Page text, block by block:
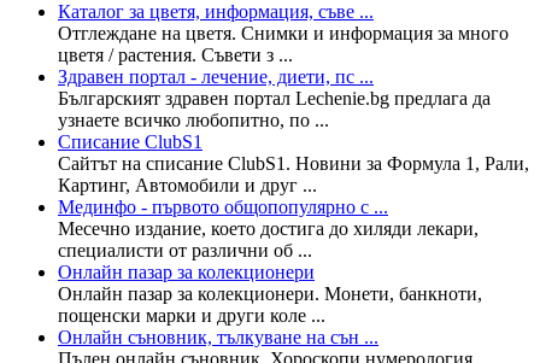
Каталог за цветя, информация, съве ...
Отглеждане на цветя. Снимки и информация за много
цветя / растения. Съвети з ...
Здравен портал - лечение, диети, пс ...
Българският здравен портал Lechenie.bg предлага да
узнаете всичко любопитно, по ...
Списание ClubS1
Сайтът на списание ClubS1. Новини за Формула 1, Рали,
Картинг, Автомобили и друг ...
Мединфо - първото общопопулярно с ...
Месечно издание, което достига до хиляди лекари,
специалисти от различни об ...
Онлайн пазар за колекционери
Онлайн пазар за колекционери. Монети, банкноти,
пощенски марки и други коле ...
Онлайн съновник, тълкуване на сън ...